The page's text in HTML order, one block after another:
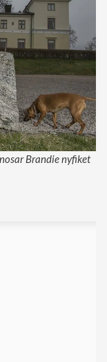
Brandie nyfiket